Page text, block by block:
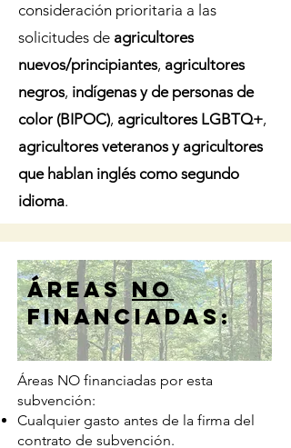
consideración prioritaria a las
solicitudes de agricultores
nuevos/principiantes, agricultores
negros, indígenas y de personas de
color (BIPOC), agricultores LGBTQ+,
agricultores veteranos y agricultores
que hablan inglés como segundo
idioma.
ÁreasNO
financiadas:
Áreas NO financiadas por esta
subvención:
Cualquier gasto antes de la firma del
contrato de subvención.